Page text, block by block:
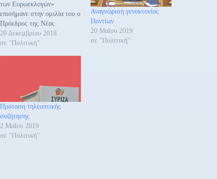
των Ευρωεκλογών»
επισήμανε στην ομιλία του ο
Πρόεδρος της Νέας
Δημοκρατίας Κυριάκος
Μητσοτάκης στο κλείσιμο
Συνέδριο μας βρίσκει
ταυτόχρονα ενωμένους και
ανανεωμένους. Εκλέγουμε,
με ανοιχτές διαδικασίες την
νέα…
20 Δεκεμβρίου 2018
σε "Πολιτική"
Αναγνώριση γενοκτονίας
Ποντίων
20 Μαΐου 2019
σε "Πολιτική"
Πρόταση τηλεοπτικής
συζήτησης
2 Μαΐου 2019
σε "Πολιτική"